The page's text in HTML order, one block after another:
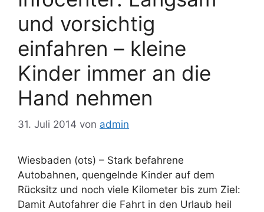
und vorsichtig
einfahren – kleine
Kinder immer an die
Hand nehmen
31. Juli 2014 von admin
Wiesbaden (ots) – Stark befahrene
Autobahnen, quengelnde Kinder auf dem
Rücksitz und noch viele Kilometer bis zum Ziel:
Damit Autofahrer die Fahrt in den Urlaub heil